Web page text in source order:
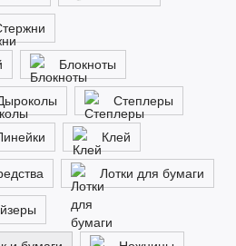
Блокноты
Степлеры
Клей
Лотки для бумаги